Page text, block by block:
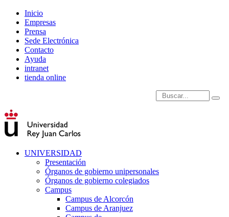
Inicio
Empresas
Prensa
Sede Electrónica
Contacto
Ayuda
intranet
tienda online
Introduce términos de
UNIVERSIDAD
Presentación
Órganos de gobierno unipersonales
Órganos de gobierno colegiados
Campus
Campus de Alcorcón
Campus de Aranjuez